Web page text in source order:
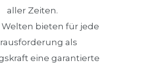
aller Zeiten.
Welten bieten für jede
als
eine garantierte